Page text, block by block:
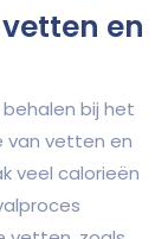
en
bij het
van vetten en
veel calorieën